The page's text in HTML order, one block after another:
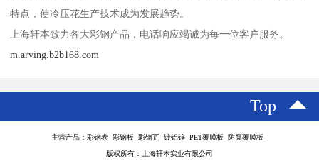
特点，使冷压花生产技术成为发展趋势。
上海轩本致力各大彩钢产品，电话响应竭诚为每一位客户服务。
m.arving.b2b168.com
Top
主营产品：彩钢卷 彩钢板 彩钢瓦 镀铝锌 PET覆膜板 防腐覆膜板
版权所有：上海轩本实业有限公司